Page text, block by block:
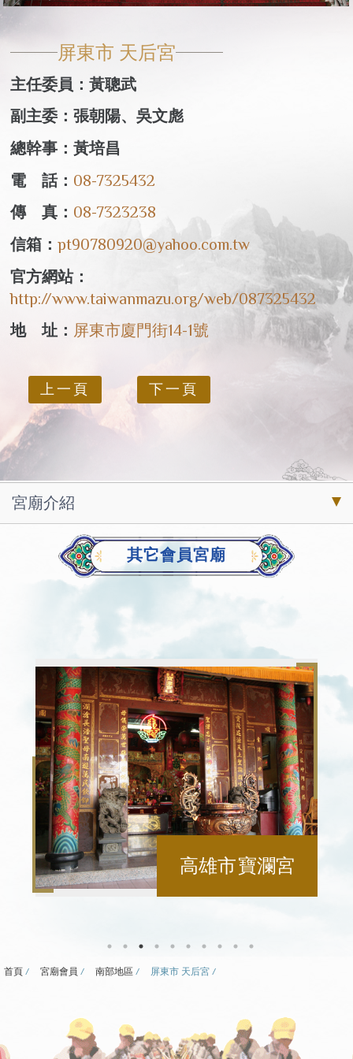
屏東市 天后宮
主任委員：黃聰武
副主委：張朝陽、吳文彪
總幹事：黃培昌
電 話： 08-7325432
傳 真： 08-7323238
信箱：pt90780920@yahoo.com.tw
官方網站：
http://www.taiwanmazu.org/web/087325432
地 址： 屏東市廈門街14-1號
上一頁 下一頁
宮廟介紹
其它會員宮廟
高雄市 寶瀾宮
首頁 宮廟會員 南部地區 屏東市 天后宮